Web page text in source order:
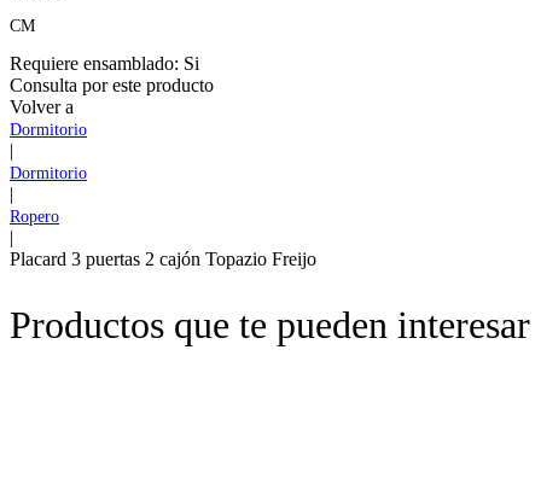
CM
Requiere ensamblado: Si
Consulta por este producto
Volver a
Dormitorio
|
Dormitorio
|
Ropero
|
Placard 3 puertas 2 cajón Topazio Freijo
Productos que te pueden interesar